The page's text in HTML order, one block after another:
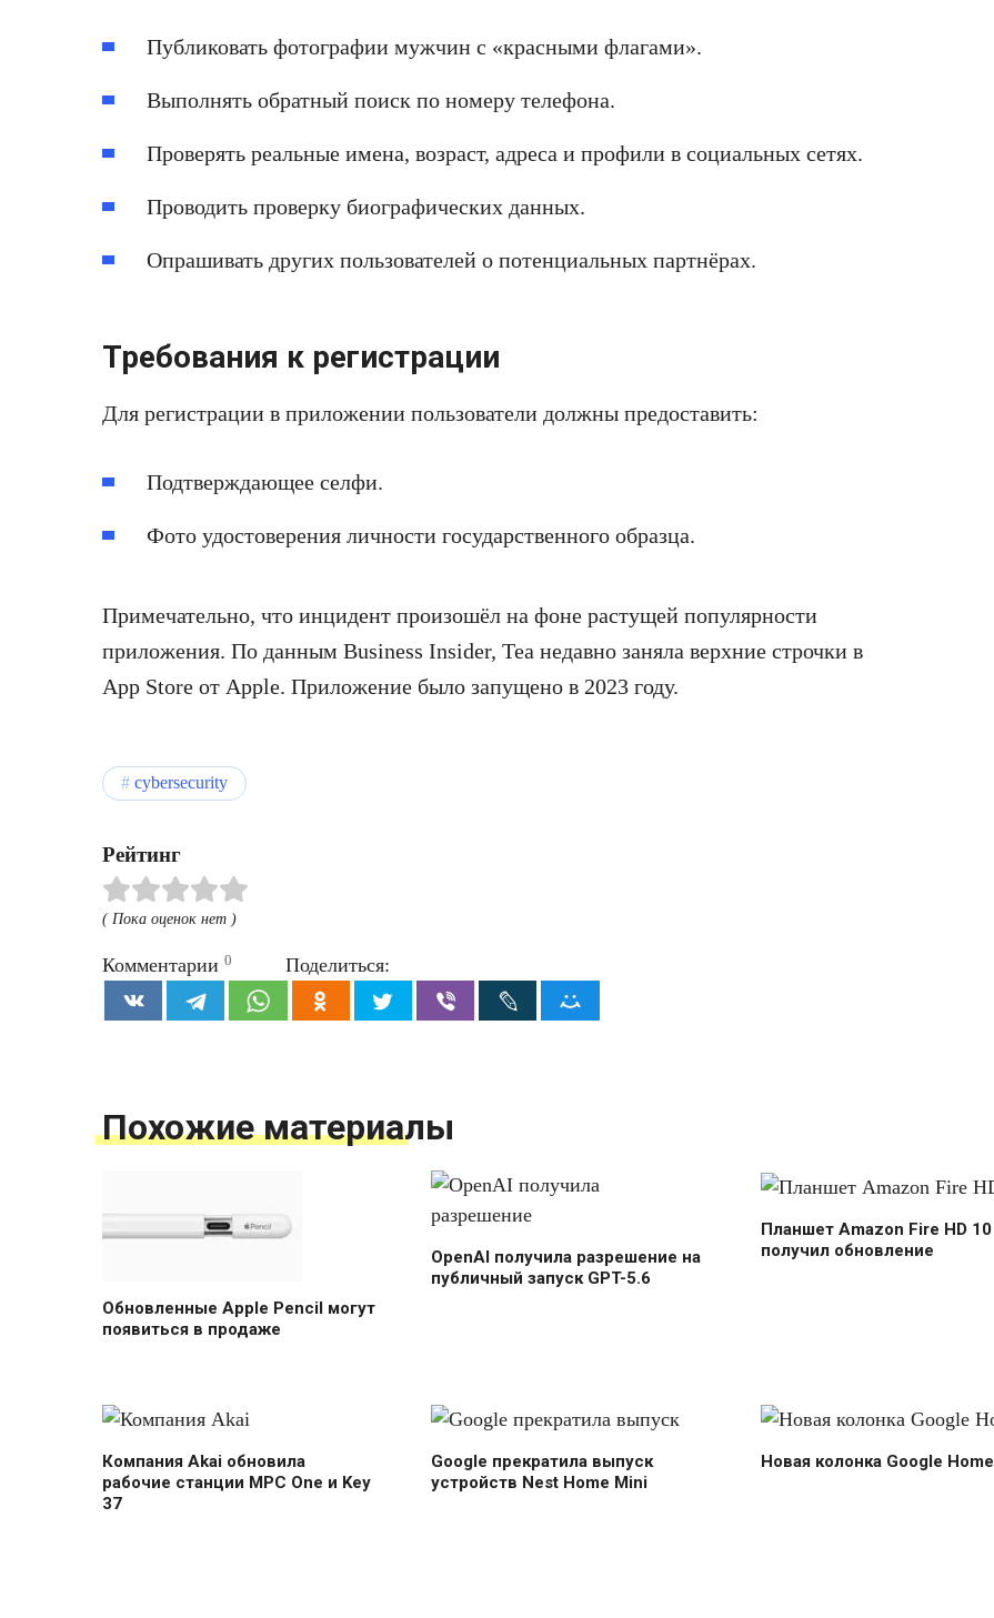
Публиковать фотографии мужчин с «красными флагами».
Выполнять обратный поиск по номеру телефона.
Проверять реальные имена, возраст, адреса и профили в социальных сетях.
Проводить проверку биографических данных.
Опрашивать других пользователей о потенциальных партнёрах.
Требования к регистрации
Для регистрации в приложении пользователи должны предоставить:
Подтверждающее селфи.
Фото удостоверения личности государственного образца.
Примечательно, что инцидент произошёл на фоне растущей популярности
приложения. По данным Business Insider, Tea недавно заняла верхние строчки в
App Store от Apple. Приложение было запущено в 2023 году.
cybersecurity
Рейтинг
( Пока оценок нет )
Комментарии 0 Поделиться:
Похожие материалы
Обновленные Apple Pencil могут
появиться в продаже
OpenAI получила разрешение на
публичный запуск GPT-5.6
Планшет Amazon Fire HD 10
получил обновление
Компания Akai обновила
рабочие станции MPC One и Key
37
Google прекратила выпуск
устройств Nest Home Mini
Новая колонка Google Home